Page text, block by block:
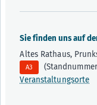
Sie finden uns auf
Altes Rathaus,
A3
Veranstaltungsorte